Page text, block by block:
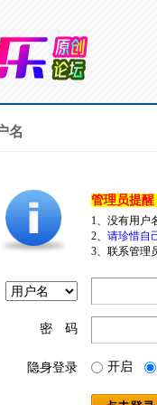
名
管理员提醒
1、没有用
2、 请珍惜自
3、联系管理
密 码
隐身登录 开启